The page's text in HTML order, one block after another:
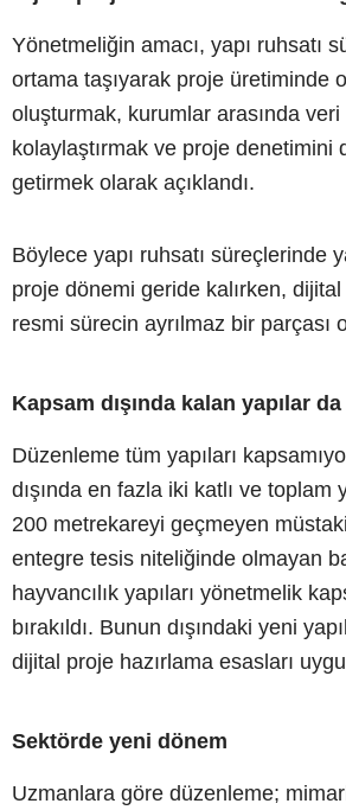
Yönetmeliğin amacı, yapı ruhsatı
ortama taşıyarak proje üretiminde
oluşturmak, kurumlar arasında veri
kolaylaştırmak ve proje denetimini
getirmek olarak açıklandı.
Böylece yapı ruhsatı süreçlerinde
proje dönemi geride kalırken,
resmi sürecin ayrılmaz bir parçası
Kapsam dışında kalan yapılar
Düzenleme tüm yapıları
dışında en fazla iki katlı ve toplam
200 metrekareyi geçmeyen
entegre tesis niteliğinde olmayan
hayvancılık yapıları yönetmelik
bırakıldı. Bunun dışındaki yeni
dijital proje hazırlama esasları
Sektörde yeni dönem
Uzmanlara göre düzenleme;